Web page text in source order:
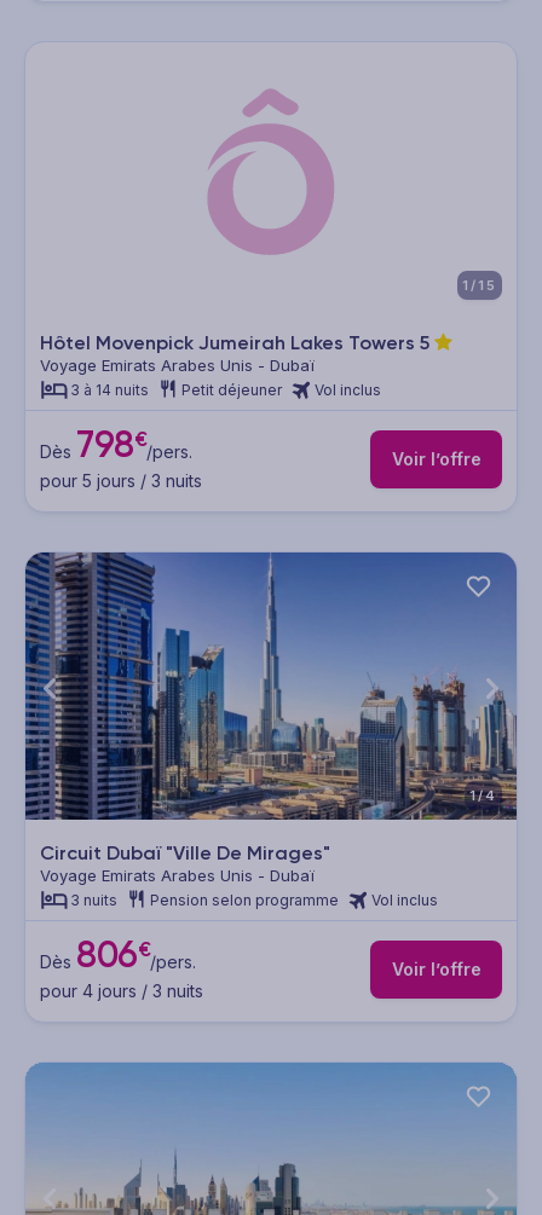
1/15
Hôtel Movenpick Jumeirah Lakes Towers 5
Voyage Emirats Arabes Unis - Dubaï
3 à 14 nuits Petit déjeuner Vol inclus
Dès 798€/pers.
pour 5 jours / 3 nuits
Voir l’offre
1/4
Circuit Dubaï "Ville De Mirages"
Voyage Emirats Arabes Unis - Dubaï
3 nuits Pension selon programme Vol inclus
Dès 806€/pers.
pour 4 jours / 3 nuits
Voir l’offre